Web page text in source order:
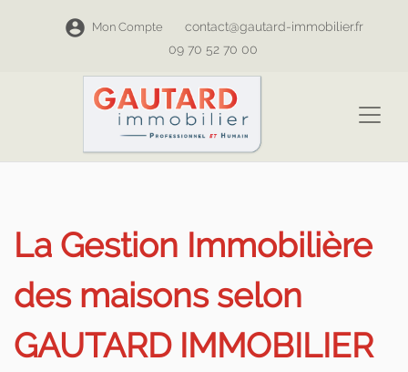
Mon Compte
contact@gautard-immobilier.fr
09 70 52 70 00
La Gestion Immobilière
des maisons selon
GAUTARD IMMOBILIER